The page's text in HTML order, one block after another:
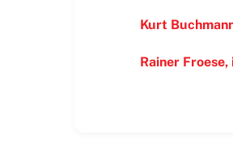
Kurt
Rainer